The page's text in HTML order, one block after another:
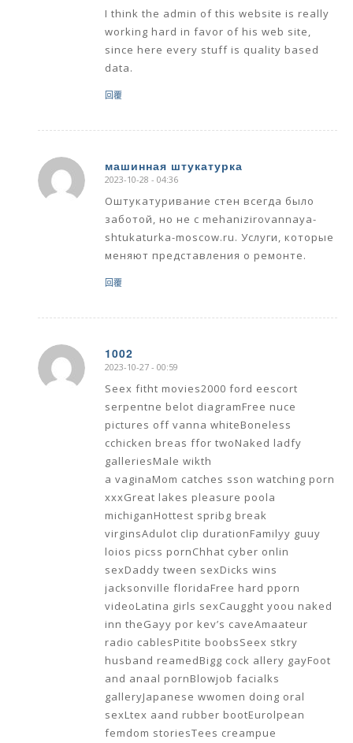
I think the admin of this website is really
working hard in favor of his web site,
since here every stuff is quality based
data.
回覆
машинная штукатурка
says:
2023-10-28 - 04:36
Оштукатуривание стен всегда было
заботой, но не с mehanizirovannaya-
shtukaturka-moscow.ru. Услуги, которые
меняют представления о ремонте.
回覆
1002
says:
2023-10-27 - 00:59
Seex fitht movies2000 ford eescort
serpentne belot diagramFree nuce
pictures off vanna whiteBoneless
cchicken breas ffor twoNaked ladfy
galleriesMale wikth
a vaginaMom catches sson watching porn
xxxGreat lakes pleasure poola
michiganHottest spribg break
virginsAdulot clip durationFamilyy guuy
loios picss pornChhat cyber onlin
sexDaddy tween sexDicks wins
jacksonville floridaFree hard pporn
videoLatina girls sexCaugght yoou naked
inn theGayy por kev’s caveAmaateur
radio cablesPitite boobsSeex stkry
husband reamedBigg cock allery gayFoot
and anaal pornBlowjob facialks
galleryJapanese wwomen doing oral
sexLtex aand rubber bootEurolpean
femdom storiesTees creampue